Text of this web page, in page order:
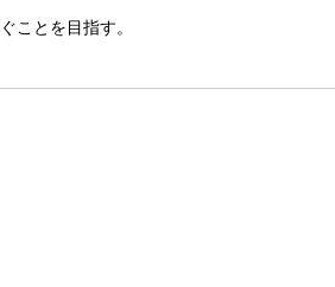
ことを目指す。